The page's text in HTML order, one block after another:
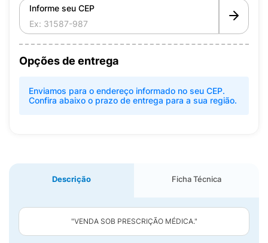
Informe seu CEP
Opções de entrega
Enviamos para o endereço informado no seu CEP.
Confira abaixo o prazo de entrega para a sua região.
Descrição Ficha Técnica
"VENDA SOB PRESCRIÇÃO MÉDICA."